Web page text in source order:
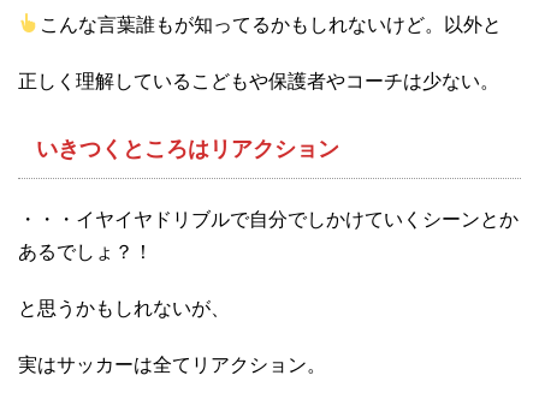
こんな言葉誰もが知ってるかもしれないけど。以外と
正しく理解しているこどもや保護者やコーチは少ない。
いきつくところはリアクション
・・・イヤイヤドリブルで自分でしかけていくシーンとか
あるでしょ？！
と思うかもしれないが、
実はサッカーは全てリアクション。